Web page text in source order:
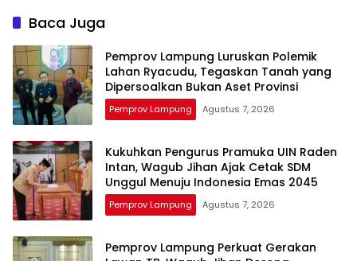
Baca Juga
Pemprov Lampung Luruskan Polemik
Lahan Ryacudu, Tegaskan Tanah yang
Dipersoalkan Bukan Aset Provinsi
Pemprov Lampung Agustus 7, 2026
Kukuhkan Pengurus Pramuka UIN Raden
Intan, Wagub Jihan Ajak Cetak SDM
Unggul Menuju Indonesia Emas 2045
Pemprov Lampung Agustus 7, 2026
Pemprov Lampung Perkuat Gerakan